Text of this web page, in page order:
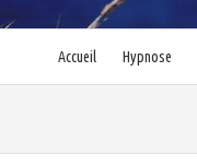
Accueil Hypnose